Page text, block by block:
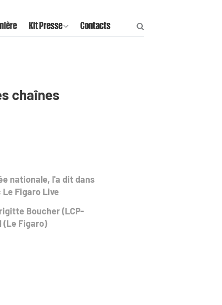
Kit Presse Contacts
chaînes
nationale, l'a dit dans
Figaro Live
Boucher (LCP-
(Le Figaro)